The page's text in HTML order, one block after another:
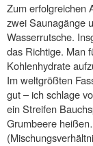
Zum erfolgreichen
zwei Saunagänge
Wasserrutsche.
das Richtige. Man
Kohlenhydrate
Im weltgrößten
gut – ich schlage
ein Streifen
Grumbeere